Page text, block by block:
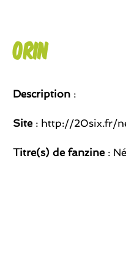
Orin
Description :
Site : http://20six.fr/
Titre(s) de fanzine :